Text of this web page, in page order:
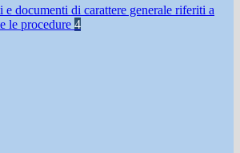
e documenti di carattere generale riferiti a
le procedure 4